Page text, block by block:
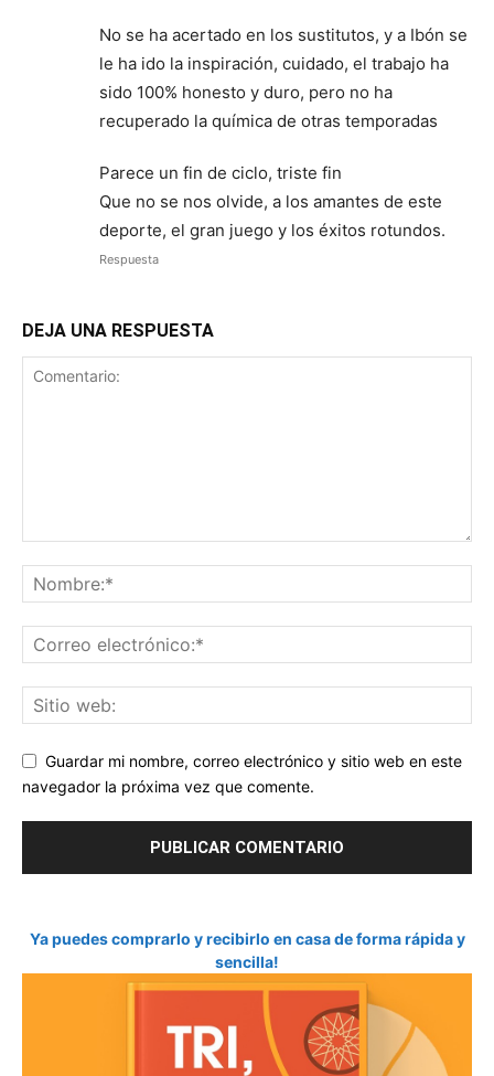
No se ha acertado en los sustitutos, y a Ibón se
le ha ido la inspiración, cuidado, el trabajo ha
sido 100% honesto y duro, pero no ha
recuperado la química de otras temporadas
Parece un fin de ciclo, triste fin
Que no se nos olvide, a los amantes de este
deporte, el gran juego y los éxitos rotundos.
Respuesta
DEJA UNA RESPUESTA
Guardar mi nombre, correo electrónico y sitio web en este
navegador la próxima vez que comente.
Ya puedes comprarlo y recibirlo en casa de forma rápida y
sencilla!